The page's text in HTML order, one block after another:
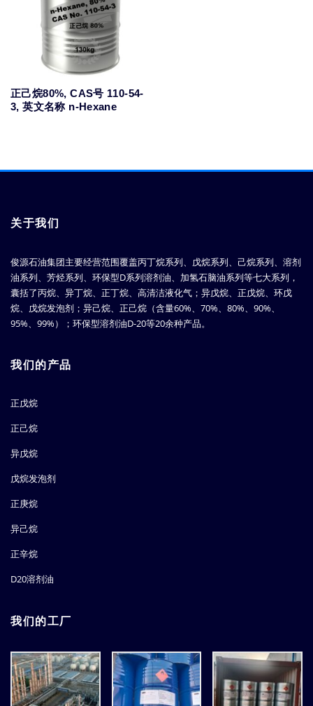
正己烷80%, CAS号 110-54-
3, 英文名称 n-Hexane
关于我们
俊源石油集团主要经营范围覆盖丙丁烷系列、戊烷系列、己烷系列、溶剂
油系列、芳烃系列、环保型D系列溶剂油、加氢石脑油系列等七大系列，
囊括了丙烷、异丁烷、正丁烷、高清洁液化气；异戊烷、正戊烷、环戊
烷、戊烷发泡剂；异己烷、正己烷（含量60%、70%、80%、90%、
95%、99%）；环保型溶剂油D-20等20余种产品。
我们的产品
正戊烷
正己烷
异戊烷
戊烷发泡剂
正庚烷
异己烷
正辛烷
D20溶剂油
我们的工厂